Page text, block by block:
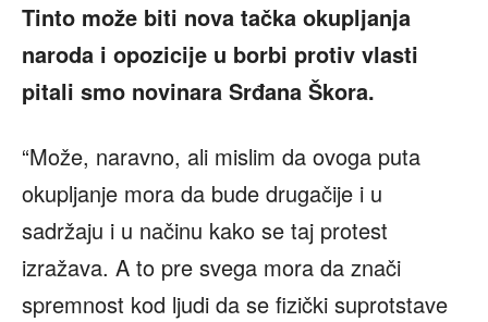
Tinto može biti nova tačka okupljanja
naroda i opozicije u borbi protiv vlasti
pitali smo novinara Srđana Škora.
“Može, naravno, ali mislim da ovoga puta
okupljanje mora da bude drugačije i u
sadržaju i u načinu kako se taj protest
izražava. A to pre svega mora da znači
spremnost kod ljudi da se fizički suprotstave